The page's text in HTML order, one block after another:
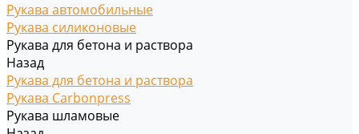
Рукава автомобильные
Рукава силиконовые
Рукава для бетона и раствора
Назад
Рукава для бетона и раствора
Рукава Carbonpress
Рукава шламовые